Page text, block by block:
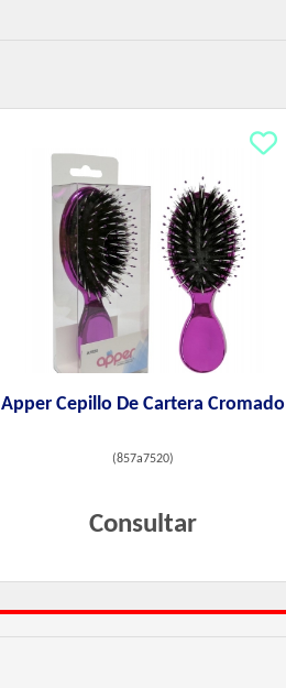
Apper Cepillo De Cartera Cromado
(857a7520)
Consultar